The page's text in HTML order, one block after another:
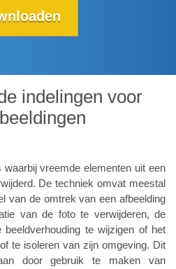
indelingen voor
vreemde elementen uit een
De techniek omvat meestal
van de omtrek van een afbeelding
van de foto te verwijderen, de
te wijzigen of het
te isoleren van zijn omgeving. Dit
door gebruik te maken van